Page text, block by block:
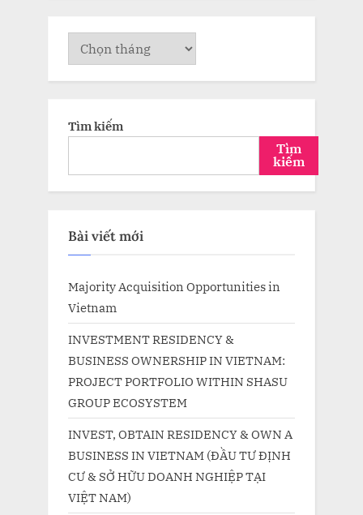
Lưu
trữ
Tìm kiếm
Tìm
kiếm
Bài viết mới
Majority Acquisition Opportunities in
Vietnam
INVESTMENT RESIDENCY &
BUSINESS OWNERSHIP IN VIETNAM:
PROJECT PORTFOLIO WITHIN SHASU
GROUP ECOSYSTEM
INVEST, OBTAIN RESIDENCY & OWN A
BUSINESS IN VIETNAM (ĐẦU TƯ ĐỊNH
CƯ & SỞ HỮU DOANH NGHIỆP TẠI
VIỆT NAM)